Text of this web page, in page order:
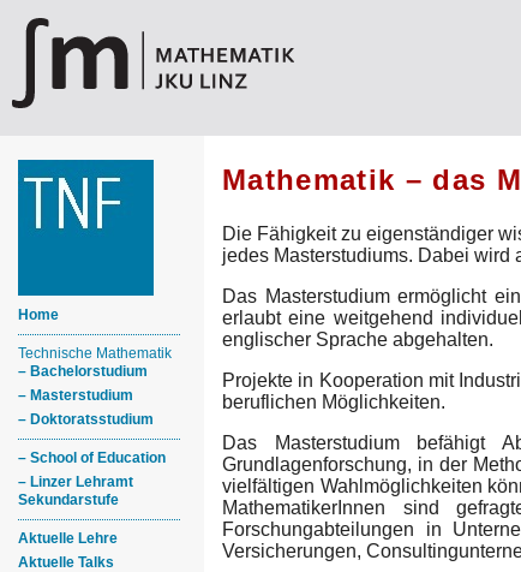
Home
Technische Mathematik
– Bachelorstudium
– Masterstudium
– Doktoratsstudium
– School of Education
– Linzer Lehramt
Sekundarstufe
Aktuelle Lehre
Aktuelle Talks
Mathematik – das
Die Fähigkeit zu eigenständiger
jedes Masterstudiums. Dabei
Das Masterstudium ermöglicht
erlaubt eine weitgehend
englischer Sprache abgehalten.
Projekte in Kooperation mit
beruflichen Möglichkeiten.
Das Masterstudium befähigt
Grundlagenforschung, in der
vielfältigen Wahlmöglichkeiten
MathematikerInnen sind
Forschungabteilungen in
Versicherungen,